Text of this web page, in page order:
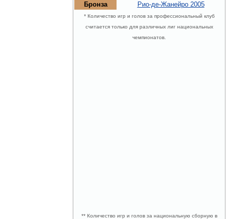
Бронза
Рио-де-Жанейро 2005
* Количество игр и голов за профессиональный клуб
считается только для различных лиг национальных
чемпионатов.
** Количество игр и голов за национальную сборную в